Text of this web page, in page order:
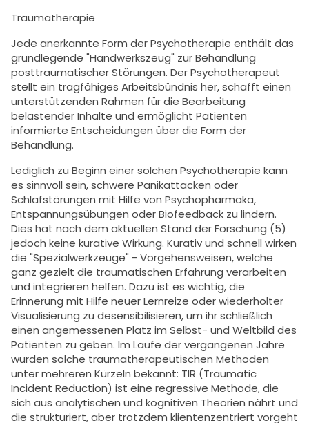
Traumatherapie
Jede anerkannte Form der Psychotherapie enthält das
grundlegende "Handwerkszeug" zur Behandlung
posttraumatischer Störungen. Der Psychotherapeut
stellt ein tragfähiges Arbeitsbündnis her, schafft einen
unterstützenden Rahmen für die Bearbeitung
belastender Inhalte und ermöglicht Patienten
informierte Entscheidungen über die Form der
Behandlung.
Lediglich zu Beginn einer solchen Psychotherapie kann
es sinnvoll sein, schwere Panikattacken oder
Schlafstörungen mit Hilfe von Psychopharmaka,
Entspannungsübungen oder Biofeedback zu lindern.
Dies hat nach dem aktuellen Stand der Forschung (5)
jedoch keine kurative Wirkung. Kurativ und schnell wirken
die "Spezialwerkzeuge" - Vorgehensweisen, welche
ganz gezielt die traumatischen Erfahrung verarbeiten
und integrieren helfen. Dazu ist es wichtig, die
Erinnerung mit Hilfe neuer Lernreize oder wiederholter
Visualisierung zu desensibilisieren, um ihr schließlich
einen angemessenen Platz im Selbst- und Weltbild des
Patienten zu geben. Im Laufe der vergangenen Jahre
wurden solche traumatherapeutischen Methoden
unter mehreren Kürzeln bekannt: TIR (Traumatic
Incident Reduction) ist eine regressive Methode, die
sich aus analytischen und kognitiven Theorien nährt und
die strukturiert, aber trotzdem klientenzentriert vorgeht